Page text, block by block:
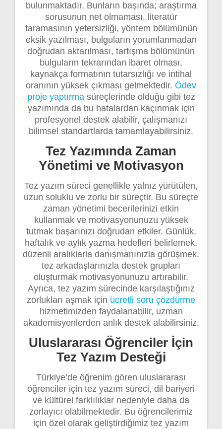
bulunmaktadır. Bunların başında; araştırma
sorusunun net olmaması, literatür
taramasının yetersizliği, yöntem bölümünün
eksik yazılması, bulguların yorumlanmadan
doğrudan aktarılması, tartışma bölümünün
bulguların tekrarından ibaret olması,
kaynakça formatının tutarsızlığı ve intihal
oranının yüksek çıkması gelmektedir. Ödev
proje yaptırmasüreçlerinde olduğu gibi tez
yazımında da bu hatalardan kaçınmak için
profesyonel destek alabilir, çalışmanızı
bilimsel standartlarda tamamlayabilirsiniz.
Tez Yazımında Zaman
Yönetimi ve Motivasyon
Tez yazım süreci genellikle yalnız yürütülen,
uzun soluklu ve zorlu bir süreçtir. Bu süreçte
zaman yönetimi becerilerinizi etkin
kullanmak ve motivasyonunuzu yüksek
tutmak başarınızı doğrudan etkiler. Günlük,
haftalık ve aylık yazma hedefleri belirlemek,
düzenli aralıklarla danışmanınızla görüşmek,
tez arkadaşlarınızla destek grupları
oluşturmak motivasyonunuzu artırabilir.
Ayrıca, tez yazım sürecinde karşılaştığınız
zorlukları aşmak için ücretli soru çözdürme
hizmetimizden faydalanabilir, uzman
akademisyenlerden anlık destek alabilirsiniz.
Uluslararası Öğrenciler İçin
Tez Yazım Desteği
Türkiye’de öğrenim gören uluslararası
öğrenciler için tez yazım süreci, dil bariyeri
ve kültürel farklılıklar nedeniyle daha da
zorlayıcı olabilmektedir. Bu öğrencilerimiz
için özel olarak geliştirdiğimiz tez yazım